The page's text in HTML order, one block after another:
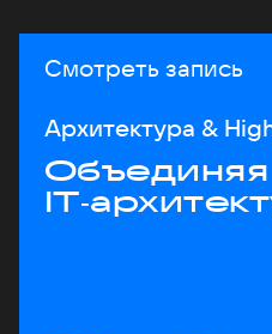
Смотреть запись
Архитектура &
Объединяя